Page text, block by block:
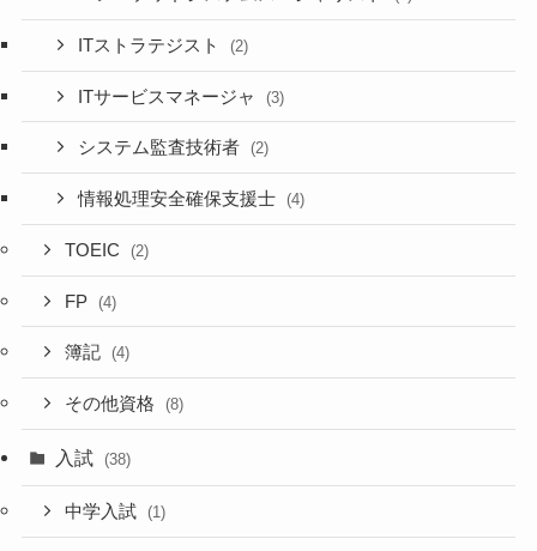
ITストラテジスト (2)
ITサービスマネージャ (3)
システム監査技術者 (2)
情報処理安全確保支援士 (4)
TOEIC (2)
FP (4)
簿記 (4)
その他資格 (8)
入試 (38)
中学入試 (1)